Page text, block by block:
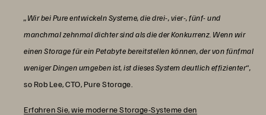
„Wir bei Pure entwickeln Systeme, die drei-, vier-, fünf- und
manchmal zehnmal dichter sind als die der Konkurrenz. Wenn wir
einen Storage für ein Petabyte bereitstellen können, der von fünfmal
weniger Dingen umgeben ist, ist dieses System deutlich effizienter“,
so Rob Lee, CTO, Pure Storage.
Erfahren Sie, wie moderne Storage-Systeme den